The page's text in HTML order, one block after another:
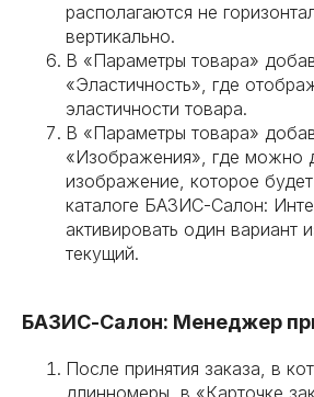
располагаются не
вертикально.
В «Параметры товара»
«Эластичность», где
эластичности товара.
В «Параметры товара»
«Изображения», где можно
изображение, которое
каталоге БАЗИС-Салон:
активировать один вариант
текущий.
БАЗИС-Салон: Менеджер
После принятия заказа, в
длинномеры, в «Карточке